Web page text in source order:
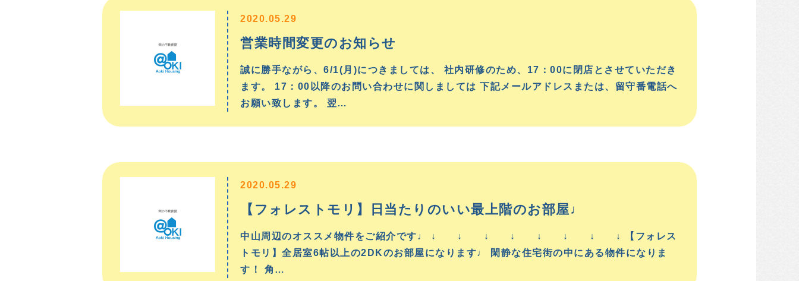
2020.05.29
営業時間変更のお知らせ
誠に勝手ながら、6/1(月)につきましては、 社内研修のため、17：00に閉店とさせていただき
ます。 17：00以降のお問い合わせに関しましては 下記メールアドレスまたは、留守番電話へ
お願い致します。 翌…
2020.05.29
【フォレストモリ】日当たりのいい最上階のお部屋♩
中山周辺のオススメ物件をご紹介です♩ ↓ ↓ ↓ ↓ ↓ ↓ ↓ ↓ 【フォレス
トモリ】全居室6帖以上の2DKのお部屋になります♩ 閑静な住宅街の中にある物件になりま
す！ 角…